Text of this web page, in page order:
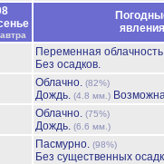
явления
Переменная
Без осадков.
Облачно. (82%)
Дождь. (4.8 мм.)
Облачно. (75%)
Дождь. (6.6 мм.)
Пасмурно. (98%)
Без существенных